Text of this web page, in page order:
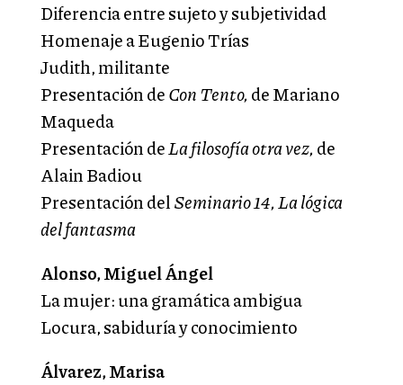
Diferencia entre sujeto y subjetividad
Homenaje a Eugenio Trías
Judith, militante
Presentación deCon Tento, de Mariano
Maqueda
Presentación deLa filosofía otra vez, de
Alain Badiou
Presentación delSeminario 14, La lógica
del fantasma
Alonso, Miguel Ángel
La mujer: una gramática ambigua
Locura, sabiduría y conocimiento
Álvarez, Marisa